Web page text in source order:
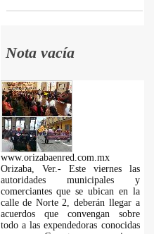
Nota vacía
www.orizabaenred.com.mx
Orizaba, Ver.- Este viernes las
autoridades municipales y
comerciantes que se ubican en la
calle de Norte 2, deberán llegar a
acuerdos que convengan sobre
todo a las expendedoras conocidas